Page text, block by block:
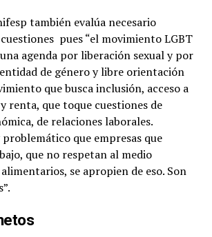
también evalúa necesario
pues “el movimiento LGBT
agenda por liberación sexual y por
de género y libre orientación
que busca inclusión, acceso a
renta, que toque cuestiones de
de relaciones laborales.
que empresas que
que no respetan al medio
se apropien de eso. Son